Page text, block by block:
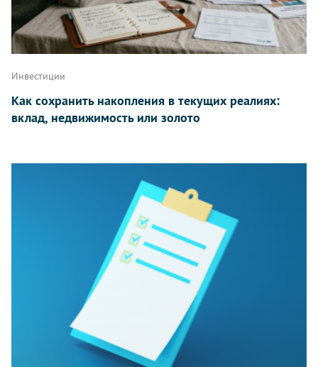
Инвестиции
Как сохранить накопления в текущих реалиях:
вклад, недвижимость или золото